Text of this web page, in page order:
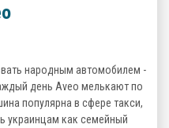
народным автомобилем -
день Aveo мелькают по
популярна в сфере такси,
украинцам как семейный